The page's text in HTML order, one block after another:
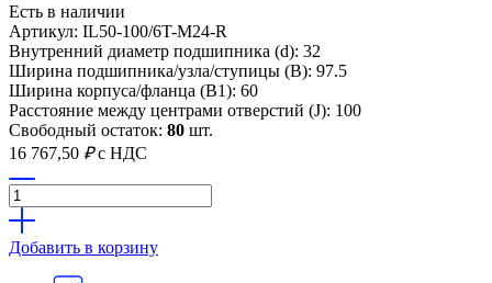
Есть в наличии
Артикул: IL50-100/6T-M24-R
Внутренний диаметр подшипника (d): 32
Ширина подшипника/узла/ступицы (B): 97.5
Ширина корпуса/фланца (B1): 60
Расстояние между центрами отверстий (J): 100
Свободный остаток: 80 шт.
16 767,50 ₽ с НДС
Добавить в корзину